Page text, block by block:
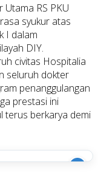
Utama RS PKU
syukur atas
I dalam
DIY.
civitas Hospitalia
seluruh dokter
penanggulangan
prestasi ini
terus berkarya demi
i